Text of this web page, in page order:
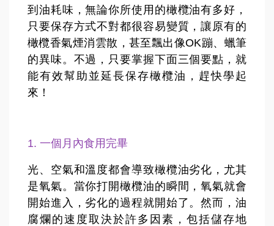
到油耗味，無論你所使用的橄欖油有多好，
只要保存方式不對都很容易變質，讓原有的
橄欖香氣煙消雲散，甚至飄出像OK蹦、蠟筆
的異味。不過，只要掌握下面三個要點，就
能有效幫助並延長保存橄欖油，趕快學起
來！
1. 一個月內食用完畢
光、空氣和溫度都會導致橄欖油劣化，尤其
是氧氣。當你打開橄欖油的瞬間，氧氣就會
開始進入，劣化的過程就開始了。然而，油
腐爛的速度取決於許多因素，包括儲存地